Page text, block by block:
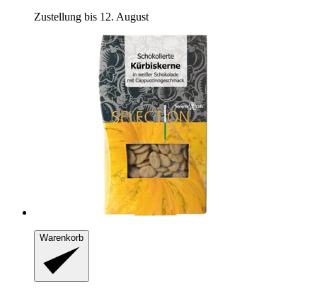
Zustellung bis 12. August
Warenkorb